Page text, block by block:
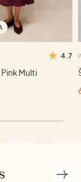
4.7
Multi